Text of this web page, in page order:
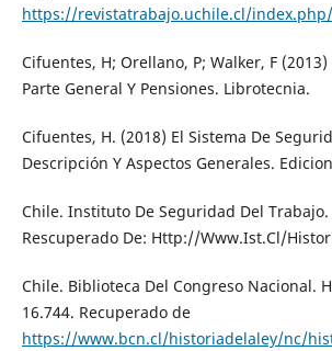
https://revistatrabajo.uchile.cl/
Cifuentes, H; Orellano, P; Walker, F
Parte General Y Pensiones. Librotecnia.
Cifuentes, H. (2018) El Sistema De
Descripción Y Aspectos Generales.
Chile. Instituto De Seguridad Del Trabajo.
Rescuperado De: Http://Www.Ist.Cl/
Chile. Biblioteca Del Congreso Nacional.
16.744. Recuperado de
https://www.bcn.cl/historiadelaley/nc/